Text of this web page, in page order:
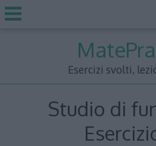
Esercizi svolti,
Studio di